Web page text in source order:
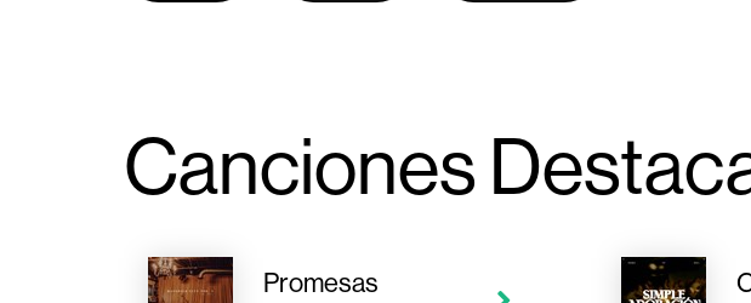
Canciones
Promesas